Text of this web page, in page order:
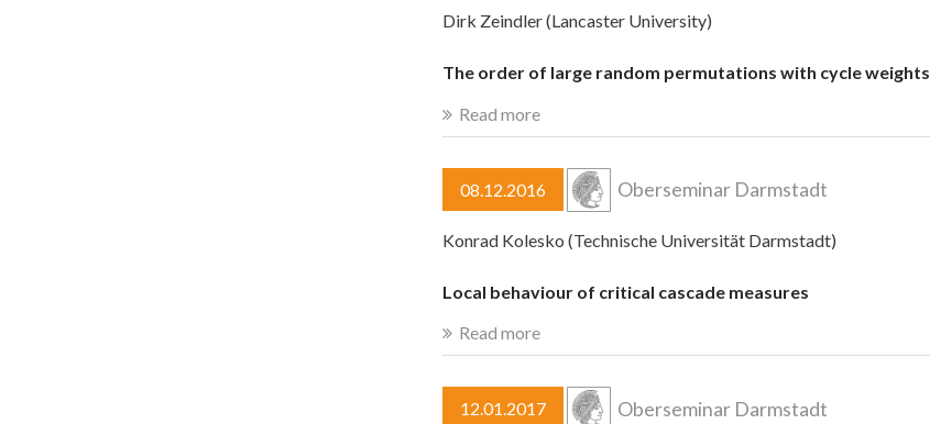
Dirk Zeindler (Lancaster University)
The order of large random permutations with cycle weights
Read more
08.12.2016 Oberseminar Darmstadt
Konrad Kolesko (Technische Universität Darmstadt)
Local behaviour of critical cascade measures
Read more
12.01.2017 Oberseminar Darmstadt